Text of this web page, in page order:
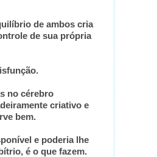
de ambos cria
de sua própria
no cérebro
criativo e
bem.
e poderia lhe
é o que fazem.